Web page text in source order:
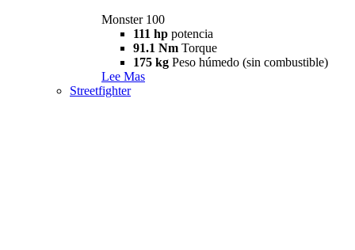
Monster 100
111 hp potencia
91.1 Nm Torque
175 kg Peso húmedo (sin combustible)
Lee Mas
Streetfighter